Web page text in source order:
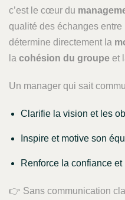
c’est le cœur du
qualité des échanges
détermine directement la
la cohésion du groupe et
Un manager qui sait
Clarifie la vision et les
Inspire et motive son
Renforce la confiance et
👉 Sans communication